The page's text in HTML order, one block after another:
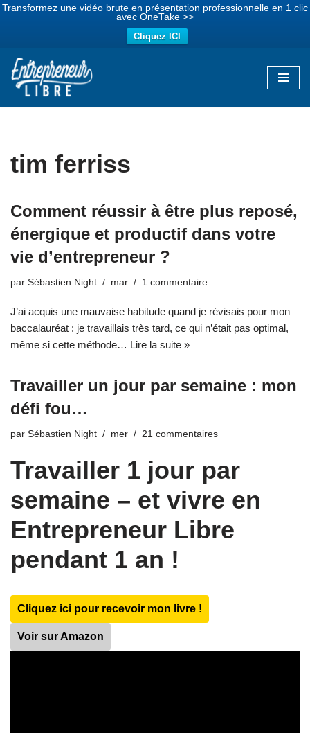
Transformez une vidéo brute en présentation professionnelle en 1 clic
avec OneTake >>
Cliquez ICI
Aller
tim ferriss
Comment réussir à être plus reposé,
énergique et productif dans votre
vie d’entrepreneur ?
par Sébastien Night mar 1 commentaire
J’ai acquis une mauvaise habitude quand je révisais pour mon
baccalauréat : je travaillais très tard, ce qui n’était pas optimal,
même si cette méthode… Lire la suite »
Travailler un jour par semaine : mon
défi fou…
par Sébastien Night mer 21 commentaires
Travailler 1 jour par
semaine – et vivre en
Entrepreneur Libre
pendant 1 an !
Cliquez ici pour recevoir mon livre !
Voir sur Amazon